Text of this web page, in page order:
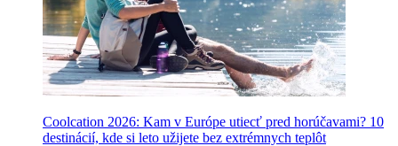
Coolcation 2026: Kam v Európe utiecť pred horúčavami? 10
destinácií, kde si leto užijete bez extrémnych teplôt